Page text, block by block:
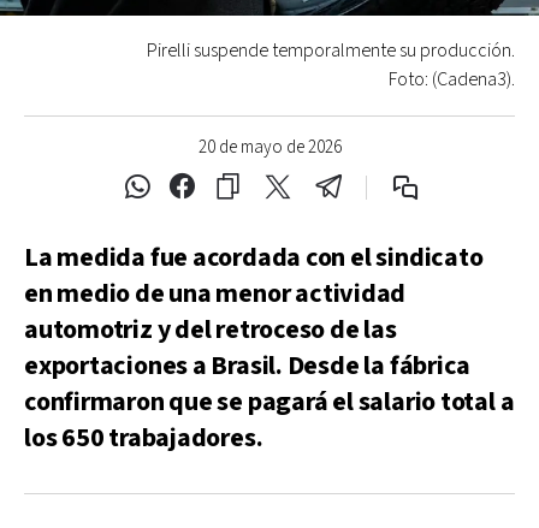
20 de mayo de 2026
Pirelli suspende temporalmente su producción.
Foto: (Cadena3).
La medida fue acordada con el sindicato
en medio de una menor actividad
automotriz y del retroceso de las
exportaciones a Brasil. Desde la fábrica
confirmaron que se pagará el salario total a
los 650 trabajadores.